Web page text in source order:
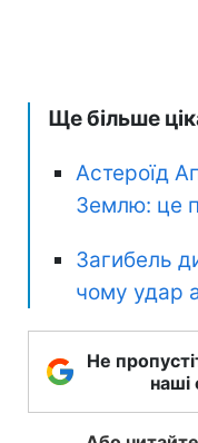
Ще більше
Астероїд
Землю: це
Загибель
чому удар
Не
наші